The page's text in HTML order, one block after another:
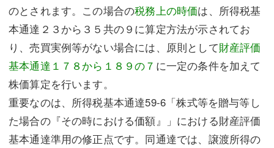
のとされます。この場合の税務上の時価は、所得税基
本通達２３から３５共の９に算定方法が示されてお
り、売買実例等がない場合には、原則として財産評価
基本通達１７８から１８９の７ に一定の条件を加えて
株価算定を行います。
重要なのは、所得税基本通達59-6「株式等を贈与等し
た場合の『その時における価額』」における財産評価
基本通達準用の修正点です。同通達では、譲渡所得の